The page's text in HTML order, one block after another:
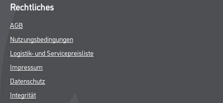
Rechtliches
AGB
Nutzungsbedingungen
Logistik- und Servicepreisliste
Impressum
Datenschutz
Integrität